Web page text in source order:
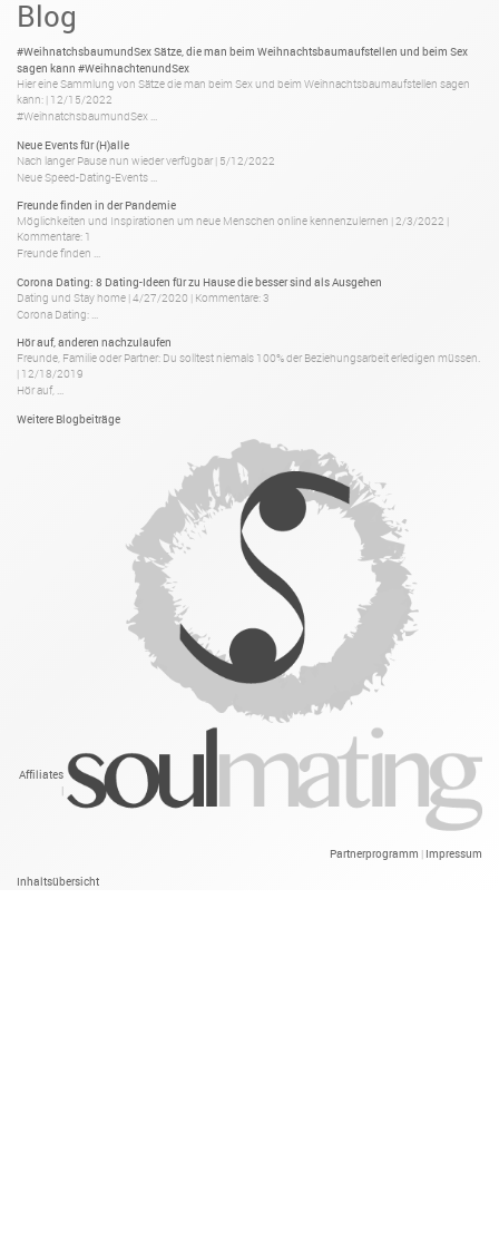
Blog
#WeihnatchsbaumundSex Sätze, die man beim Weihnachtsbaumaufstellen und beim Sex
sagen kann #WeihnachtenundSex
Hier eine Sammlung von Sätze die man beim Sex und beim Weihnachtsbaumaufstellen sagen
kann: | 12/15/2022
#WeihnatchsbaumundSex ...
Neue Events für (H)alle
Nach langer Pause nun wieder verfügbar | 5/12/2022
Neue Speed-Dating-Events ...
Freunde finden in der Pandemie
Möglichkeiten und Inspirationen um neue Menschen online kennenzulernen |2/3/2022 |
Kommentare: 1
Freunde finden ...
Corona Dating: 8 Dating-Ideen für zu Hause die besser sind als Ausgehen
Dating und Stay home |4/27/2020 | Kommentare: 3
Corona Dating: ...
Hör auf, anderen nachzulaufen
Freunde, Familie oder Partner: Du solltest niemals 100% der Beziehungsarbeit erledigen müssen.
| 12/18/2019
Hör auf, ...
Weitere Blogbeiträge
Affiliates
|
Partnerprogramm | Impressum
Inhaltsübersicht